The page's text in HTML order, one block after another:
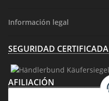
Información legal
SEGURIDAD CERTIFICADA
AFILIACIÓN